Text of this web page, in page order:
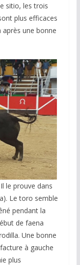
sitio, les trois
plus efficaces
une bonne
le prouve dans
Le toro semble
pendant la
de faena
Une bonne
à gauche
plus